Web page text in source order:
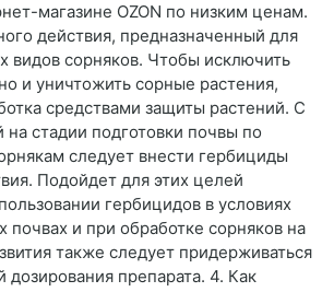
магазине OZON по низким ценам.
действия, предназначенный для
видов сорняков. Чтобы исключить
и уничтожить сорные растения,
средствами защиты растений. С
на стадии подготовки почвы по
следует внести гербициды
Подойдет для этих целей
гербицидов в условиях
и при обработке сорняков на
также следует придерживаться
дозирования препарата. 4. Как